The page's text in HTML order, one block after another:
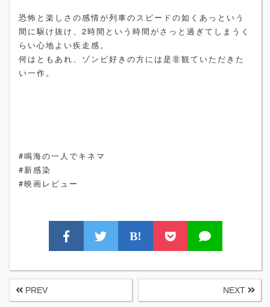
恐怖と楽しさの感情が列車のスピードの如くあっという
間に駆け抜け、2時間という時間がさっと過ぎてしまうく
らい心地よい疾走感。
何はともあれ、ゾンビ好きの方には是非観ていただきた
い一作。
#鳴海の一人でキネマ
#新感染
#映画レビュー
B!
PREV NEXT